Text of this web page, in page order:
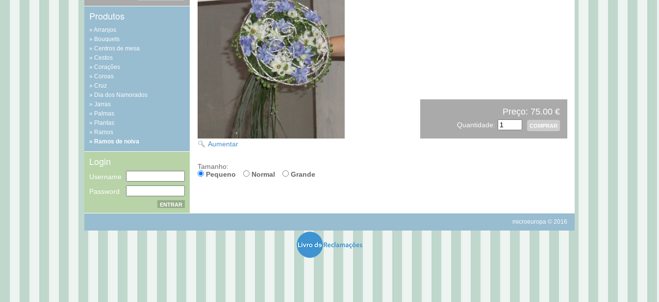
Produtos
Arranjos
Bouquets
Centros de mesa
Cestos
Corações
Coroas
Cruz
Dia dos Namorados
Jarras
Palmas
Plantas
Ramos
Ramos de noiva
Login
Username
Password
Aumentar
Preço: 75.00 €
Quantidade:
Tamanho:
Pequeno
Normal Grande
microeuropa © 2016